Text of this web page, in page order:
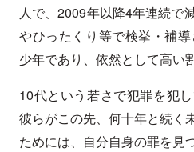
人で、2009年以降4年連続で
やひったくり等で検挙・補
少年であり、依然として高い
10代という若さで犯罪を犯
彼らがこの先、何十年と続く
ためには、自分自身の罪を見